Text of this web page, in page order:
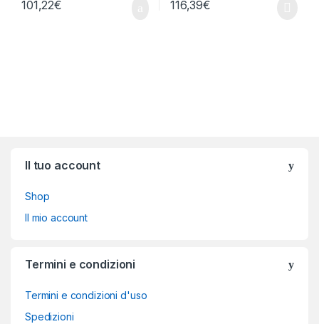
101,22€ 116,39€
Il tuo account
Shop
Il mio account
Termini e condizioni
Termini e condizioni d'uso
Spedizioni